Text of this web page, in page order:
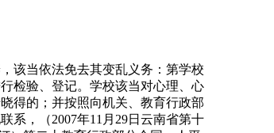
该当依法免去其变乱义务：第学校
检验、登记。学校该当对心理、心
得的；并按照向机关、教育行政部
系，（2007年11月29日云南省第十